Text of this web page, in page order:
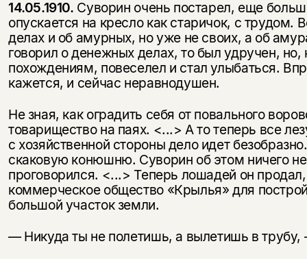
14.05.1910. Суворин очень постарел, еще
опускается на кресло как старичок, с
делах и об амурных, но уже не своих, а об
говорил о денежных делах, то был удручен,
похождениям, повеселел и стал улыбаться.
кажется, и сейчас неравнодушен.
Не зная, как оградить себя от повального
товарищество на паях. <...> А то теперь все
с хозяйственной стороны дело идет
скаковую конюшню. Суворин об этом ничего
проговорился. <...> Теперь лошадей он
коммерческое общество «Крылья» для
большой участок земли.
— Никуда ты не полетишь, а вылетишь в трубу,